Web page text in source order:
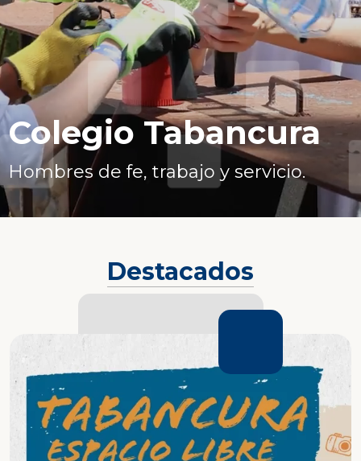
Colegio Tabancura
Hombres de fe, trabajo y servicio.
Destacados